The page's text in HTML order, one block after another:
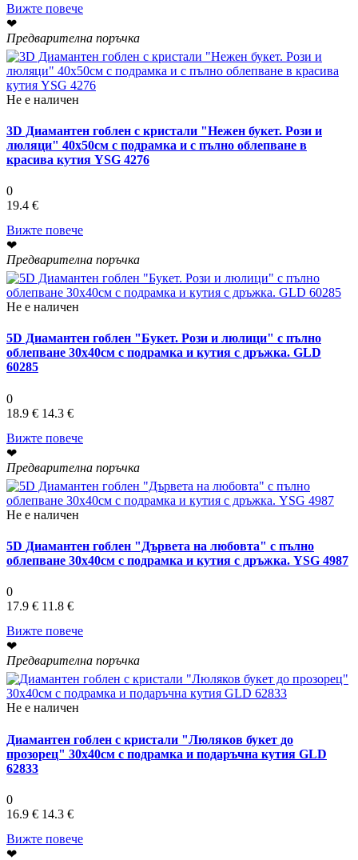
Вижте повече
❤
Предварителна поръчка
Не е наличен
3D Диамантен гоблен с кристали "Нежен букет. Рози и
люляци" 40х50см с подрамка и с пълно облепване в
красива кутия YSG 4276
0
19.4 €
Вижте повече
❤
Предварителна поръчка
Не е наличен
5D Диамантен гоблен "Букет. Рози и люлици" с пълно
облепване 30х40см с подрамка и кутия с дръжка. GLD
60285
0
18.9 € 14.3 €
Вижте повече
❤
Предварителна поръчка
Не е наличен
5D Диамантен гоблен "Дървета на любовта" с пълно
облепване 30х40см с подрамка и кутия с дръжка. YSG 4987
0
17.9 € 11.8 €
Вижте повече
❤
Предварителна поръчка
Не е наличен
Диамантен гоблен с кристали "Люляков букет до
прозорец" 30х40см с подрамка и подаръчна кутия GLD
62833
0
16.9 € 14.3 €
Вижте повече
❤